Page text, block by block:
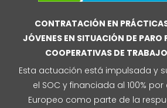
CONTRATACIÓN EN
JÓVENES EN SITUACIÓN DE PARO
COOPERATIVAS DE
Esta actuación está impulsada y
el SOC y financiada al 100%
Europeo como parte de la